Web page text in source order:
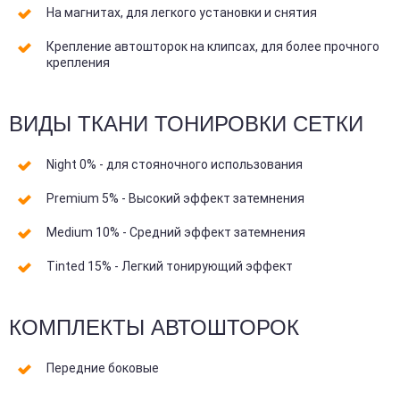
На магнитах, для легкого установки и снятия
Крепление автошторок на клипсах, для более прочного
крепления
ВИДЫ ТКАНИ ТОНИРОВКИ СЕТКИ
Night 0% - для стояночного использования
Premium 5% - Высокий эффект затемнения
Medium 10% - Средний эффект затемнения
Tinted 15% - Легкий тонирующий эффект
КОМПЛЕКТЫ АВТОШТОРОК
Передние боковые